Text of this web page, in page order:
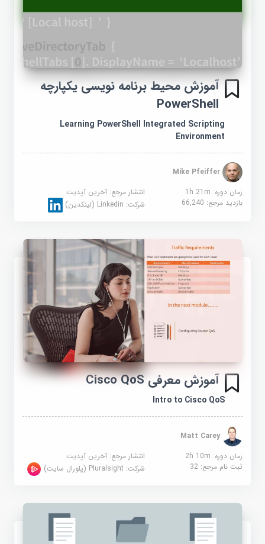
آموزش محیط برنامه نویسی یکپارچه
PowerShell
Learning PowerShell Integrated Scripting
Environment
Mike Pfeiffer
زمان دوره: 1h 21m
انتشار مرجع:آخرین آپدیت
بازدید مرجع:66,240 شرکت:Linkedin (لینکدین)
آموزش معرفی Cisco QoS
Intro to Cisco QoS
Matt Carey
زمان دوره: 2h 10m
انتشار مرجع:آخرین آپدیت
ثبت نام مرجع:32 شرکت:Pluralsight (پلورال سایت)